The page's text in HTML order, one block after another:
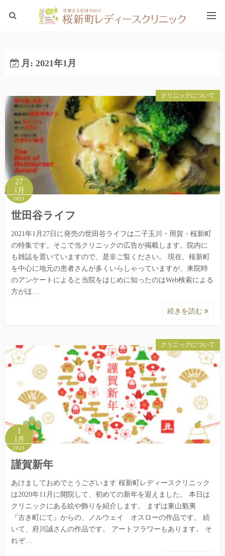
ブログTOP
月: 2021年1月
クリニックについて
27
1月
2021
世田谷ライフ
2021年1月27日に発売の世田谷ライフは二子玉川・用賀・桜新町
の特集です。そこで当クリニックの広告が掲載します。院内に
も雑誌を置いていますので、是非ご覧ください。 現在、桜新町
を中心に地元の患者さんが多くいらしゃっていますが、来院時
のアンケートによると当院をはじめに知ったのはWeb検索による
方がほ…
続きを読む
クリニックについて
1
1月
2021
謹賀新年
あけましておめでとうございます 桜新町レディースクリニック
は2020年11月に開院して、初めての新年を迎えました。 本日は
クリニックにある絵や飾りを紹介します。 まずは東山魁夷
『古き町にて』からの、ノルウェイ オスローの作品です。 続
いて、府川誠さんの作品です。 アートフラワーもあります。 そ
れぞ…